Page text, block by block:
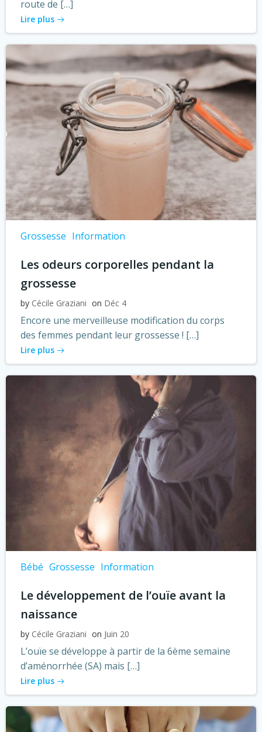
route de […]
Lire plus
Grossesse Information
Les odeurs corporelles pendant la
grossesse
by Cécile Graziani on Déc 4
Encore une merveilleuse modification du corps
des femmes pendant leur grossesse ! […]
Lire plus
Bébé Grossesse Information
Le développement de l’ouïe avant la
naissance
by Cécile Graziani on Juin 20
L’ouïe se développe à partir de la 6ème semaine
d’aménorrhée (SA) mais […]
Lire plus